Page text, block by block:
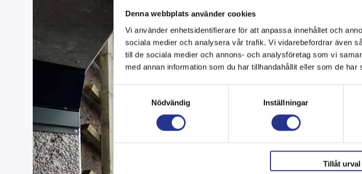
Denna webbplats använder cookies
Vi använder enhetsidentifierare för att anpassa innehållet och
sociala medier och analysera vår trafik. Vi vidarebefordrar även
till de sociala medier och annons- och analysföretag som vi
med annan information som du har tillhandahållit eller som de
Nödvändig
Inställningar
Tillåt urval